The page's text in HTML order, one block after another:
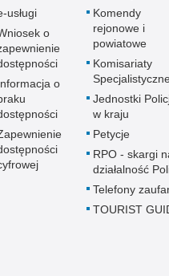
usługi
o
o
Komendy
rejonowe i
powiatowe
Komisariaty
Jednostki
w kraju
Petycje
RPO - skargi
działalność
Telefony
TOURIST